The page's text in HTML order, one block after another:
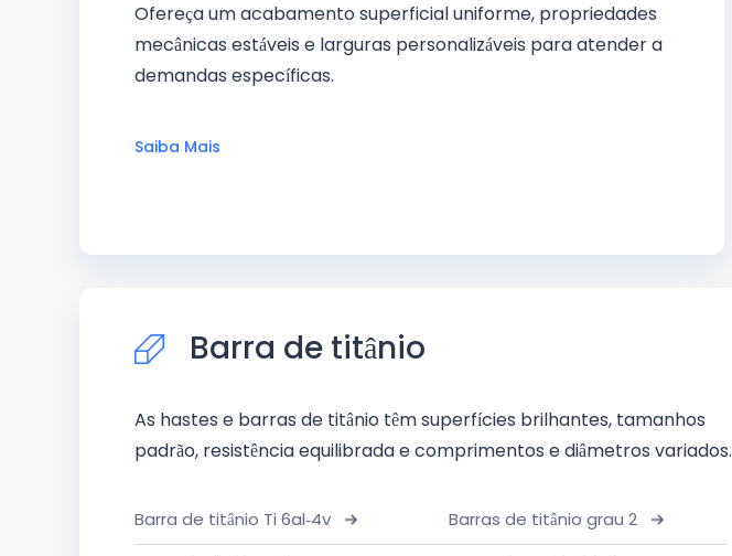
Ofereça um acabamento superficial uniforme, propriedades
mecânicas estáveis e larguras personalizáveis para atender a
demandas específicas.
Saiba Mais
Barra de titânio
As hastes e barras de titânio têm superfícies brilhantes, tamanhos
padrão, resistência equilibrada e comprimentos e diâmetros variados.
Barra de titânio Ti 6al-4v Barras de titânio grau 2